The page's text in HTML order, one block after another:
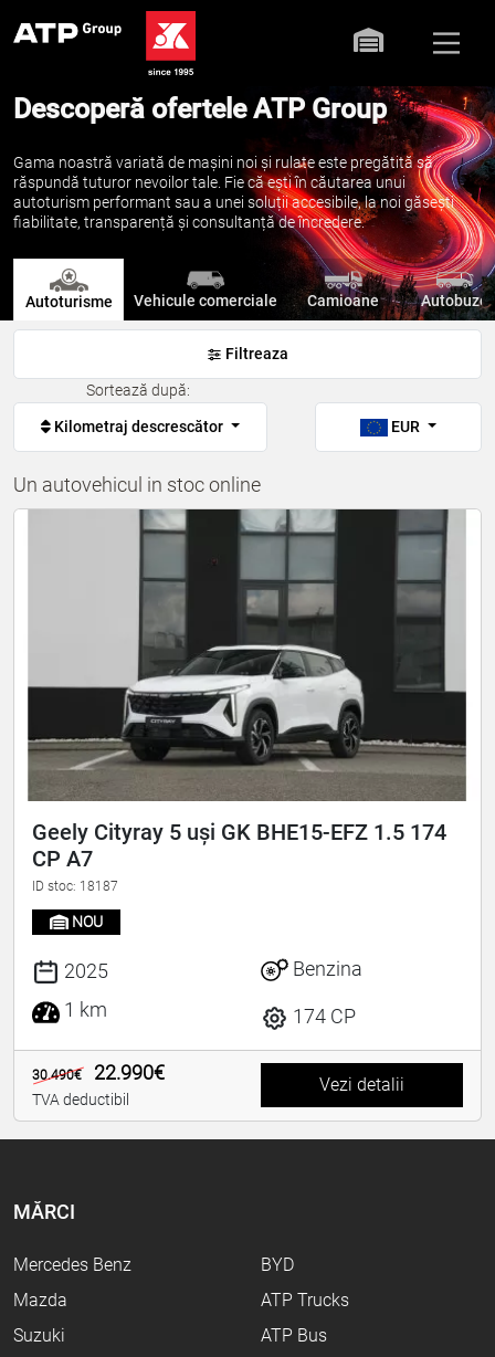
Descoperă ofertele ATP Group
Gama noastră variată de mașini noi și rulate este pregătită să
răspundă tuturor nevoilor tale. Fie că ești în căutarea unui
autoturism performant sau a unei soluții accesibile, la noi găsești
fiabilitate, transparență și consultanță de încredere.
Autoturisme Vehicule comerciale Camioane Autobuze
Filtreaza
Sortează după:
Kilometraj descrescător EUR
Un autovehicul in stoc online
Geely Cityray 5 uși GK BHE15-EFZ 1.5 174
CP A7
ID stoc: 18187
NOU
2025
1 km
Benzina
174 CP
30.490€ 22.990€
TVA deductibil
Vezi detalii
MĂRCI
Mercedes Benz
Mazda
Suzuki
BYD
ATP Trucks
ATP Bus